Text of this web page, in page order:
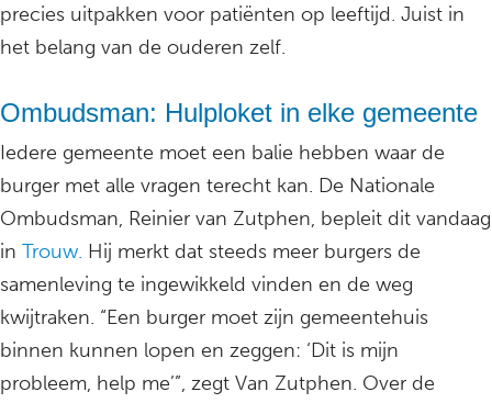
precies uitpakken voor patiënten op leeftijd. Juist in
het belang van de ouderen zelf.
Ombudsman: Hulploket in elke gemeente
Iedere gemeente moet een balie hebben waar de
burger met alle vragen terecht kan. De Nationale
Ombudsman, Reinier van Zutphen, bepleit dit vandaag
in Trouw. Hij merkt dat steeds meer burgers de
samenleving te ingewikkeld vinden en de weg
kwijtraken. “Een burger moet zijn gemeentehuis
binnen kunnen lopen en zeggen: ‘Dit is mijn
probleem, help me’”, zegt Van Zutphen. Over de